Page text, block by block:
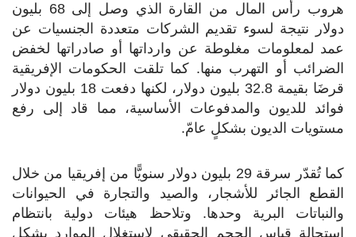
هروب رأس المال من القارة الذي وصل إلى 68 بليون
دولار نتيجة لسوء تقديم الشركات متعددة الجنسيات عن
عمد لمعلومات مغلوطة عن وارداتها أو صادراتها لخفض
الضرائب أو التهرب منها. كما تلقت الحكومات الإفريقية
قرضَا بقيمة 32.8 بليون دولار، لكنها دفعت 18 بليون دولار
فوائد للديون والمدفوعات الأساسية، مما قاد إلى رفع
مستويات الديون بشكلٍ عامّ.
كما تُقدّر سرقة 29 بليون دولار سنويًّا من إفريقيا من خلال
القطع الجائر للأشجار، والصيد والتجارة في الحيوانات
والنباتات البرية وحدها. وتلاحظ هيئات دولية بانتظام
استحالة قياس الحجم الحقيقي لاستغلال الموارد بشكل